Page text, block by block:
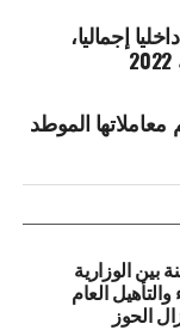
إجماليا،
الموطد
بين الوزارية
والتأهيل العام
الحوز